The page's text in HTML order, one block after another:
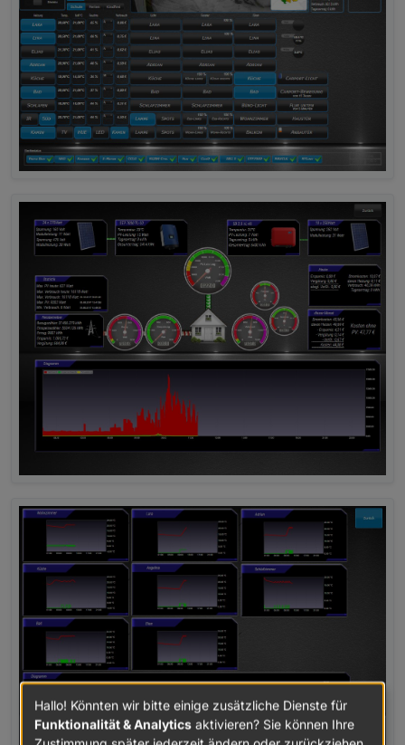
Hallo! Könnten wir bitte einige zusätzliche Dienste für
Funktionalität & Analytics aktivieren? Sie können Ihre